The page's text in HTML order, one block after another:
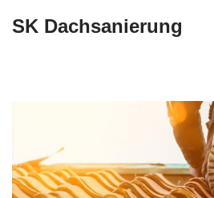
SK Dachsanierung